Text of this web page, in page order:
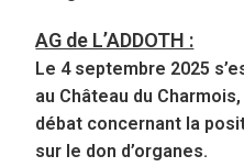
AG de L’ADDOTH :
Le 4 septembre 2025
au Château du
débat concernant la
sur le don d’organes.